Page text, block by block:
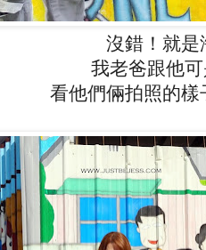
沒錯！就是
我老爸跟他
看他們倆拍照的